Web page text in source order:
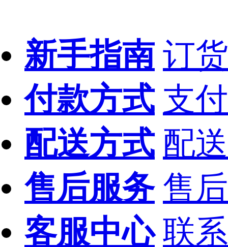
新手指南 订
付款方式 支
配送方式 配
售后服务 售
客服中心 联